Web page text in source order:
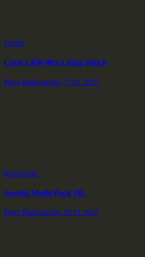
Uhren
Casio CRW-001-1 Ring Watch
Peter Rademacher 17.01.2025
Rucksäcke
Savotta Medic Pack 18L
Peter Rademacher 30.11.2024